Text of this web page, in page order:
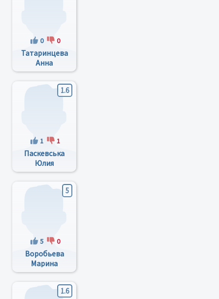
0 0
Татаринцева
Анна
Сергеевна
1.6
1 1
Паскевська
Юлия
Анатолиевна
5
5 0
Воробьева
Марина
Викторовна
1.6